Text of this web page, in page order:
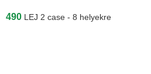
490 LEJ 2 case - 8 helyekre